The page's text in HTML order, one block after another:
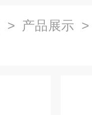
> 产品展示